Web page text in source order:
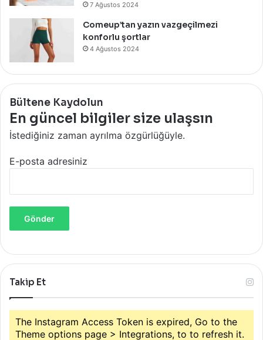
7 Ağustos 2024
Comeup’tan yazın vazgeçilmezi
konforlu şortlar
4 Ağustos 2024
Bültene Kaydolun
En güncel bilgiler size ulaşsın
İstediğiniz zaman ayrılma özgürlüğüyle.
E-posta adresiniz
Takip Et
The Instagram Access Token is expired, Go to the
Theme options page > Integrations, to to refresh it.